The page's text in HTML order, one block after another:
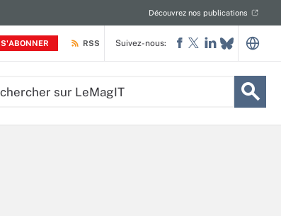
S'ABONNER
Découvrez nos publications
RSS Suivez-nous: